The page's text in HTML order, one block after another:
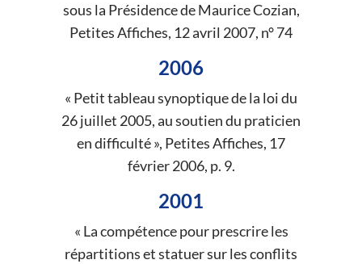
sous la Présidence de Maurice Cozian,
Petites Affiches, 12 avril 2007, n° 74
2006
« Petit tableau synoptique de la loi du
26 juillet 2005, au soutien du praticien
en difficulté », Petites Affiches, 17
février 2006, p. 9.
2001
« La compétence pour prescrire les
répartitions et statuer sur les conflits